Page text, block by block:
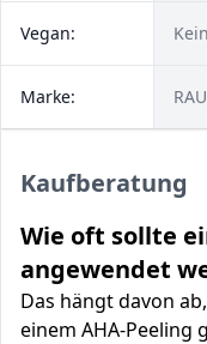
Vegan:
Marke:
Kaufberatung
Wie oft sollte
angewendet
Das hängt davon
einem AHA-Peeling